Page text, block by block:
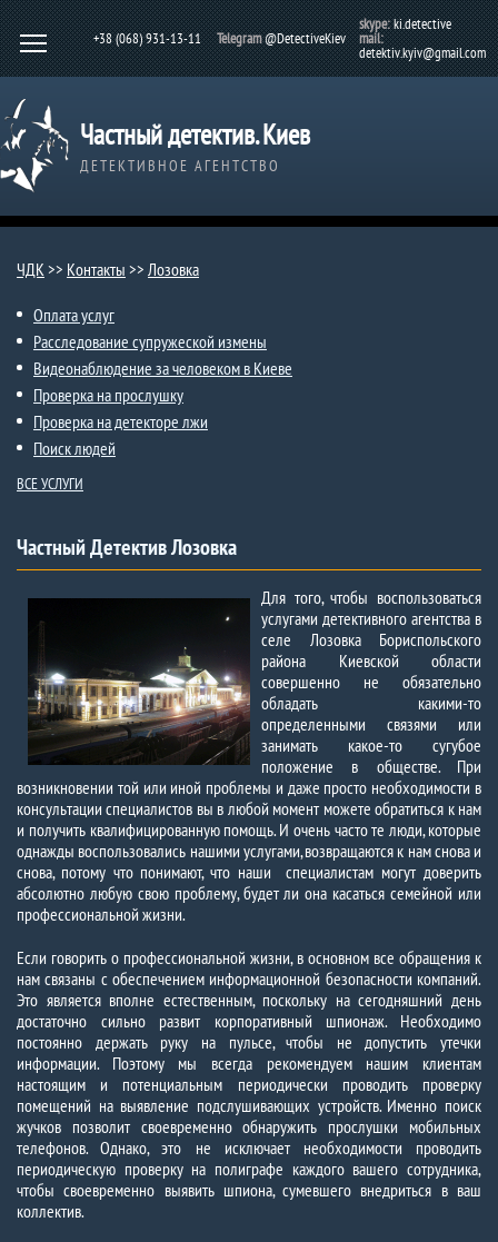
+38 (068) 931-13-11 Telegram@DetectiveKiev
skype:ki.detective
mail:
detektiv.kyiv@gmail.com
Частный детектив. Киев
ДЕТЕКТИВНОЕ АГЕНТСТВО
ЧДК>> Контакты >> Лозовка
Оплата услуг
Расследование супружеской измены
Видеонаблюдение за человеком в Киеве
Проверка на прослушку
Проверка на детекторе лжи
Поиск людей
ВСЕ УСЛУГИ
Частный Детектив Лозовка
Для того, чтобы воспользоваться
услугами детективного агентства в
селе Лозовка Бориспольского
района Киевской области
совершенно не обязательно
обладать какими-то
определенными связями или
занимать какое-то сугубое
положение в обществе. При
возникновении той или иной проблемы и даже просто необходимости в
консультации специалистов вы в любой момент можете обратиться к нам
и получить квалифицированную помощь. И очень часто те люди, которые
однажды воспользовались нашими услугами, возвращаются к нам снова и
снова, потому что понимают, что наши специалистам могут доверить
абсолютно любую свою проблему, будет ли она касаться семейной или
профессиональной жизни.
Если говорить о профессиональной жизни, в основном все обращения к
нам связаны с обеспечением информационной безопасности компаний.
Это является вполне естественным, поскольку на сегодняшний день
достаточно сильно развит корпоративный шпионаж. Необходимо
постоянно держать руку на пульсе, чтобы не допустить утечки
информации. Поэтому мы всегда рекомендуем нашим клиентам
настоящим и потенциальным периодически проводить проверку
помещений на выявление подслушивающих устройств. Именно поиск
жучков позволит своевременно обнаружить прослушки мобильных
телефонов. Однако, это не исключает необходимости проводить
периодическую проверку на полиграфе каждого вашего сотрудника,
чтобы своевременно выявить шпиона, сумевшего внедриться в ваш
коллектив.